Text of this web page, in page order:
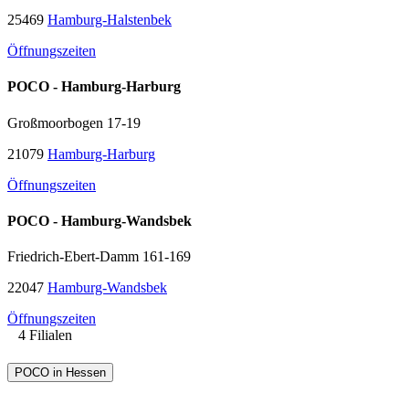
25469 Hamburg-Halstenbek
Öffnungszeiten
POCO - Hamburg-Harburg
Großmoorbogen 17-19
21079 Hamburg-Harburg
Öffnungszeiten
POCO - Hamburg-Wandsbek
Friedrich-Ebert-Damm 161-169
22047 Hamburg-Wandsbek
Öffnungszeiten
4 Filialen
POCO in Hessen